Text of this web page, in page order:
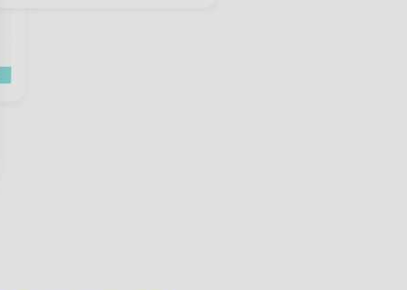
paramètres de confidentialité, en garantissant la